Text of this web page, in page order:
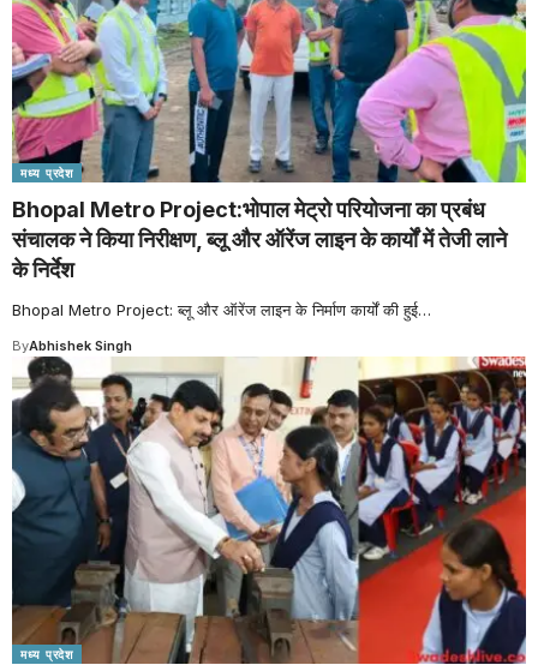
मध्य प्रदेश
Bhopal Metro Project:भोपाल मेट्रो परियोजना का प्रबंध
संचालक ने किया निरीक्षण, ब्लू और ऑरेंज लाइन के कार्यों में तेजी लाने
के निर्देश
Bhopal Metro Project: ब्लू और ऑरेंज लाइन के निर्माण कार्यों की हुई…
ByAbhishek Singh
मध्य प्रदेश